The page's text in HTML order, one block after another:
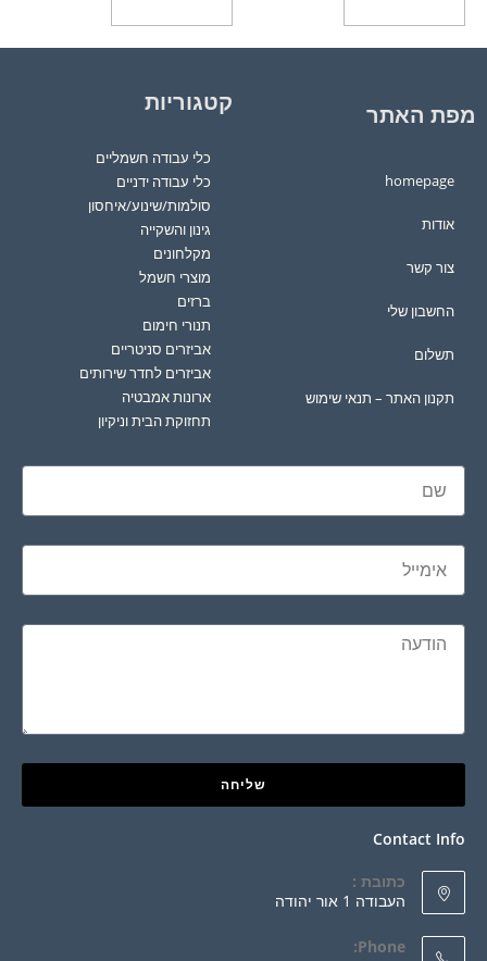
מפת האתר
homepage
אודות
צור קשר
החשבון שלי
תשלום
תקנון האתר – תנאי שימוש
קטגוריות
כלי עבודה חשמליים
כלי עבודה ידניים
סולמות/שינוע/איחסון
גינון והשקייה
מקלחונים
מוצרי חשמל
ברזים
תנורי חימום
אביזרים סניטריים
אביזרים לחדר שירותים
ארונות אמבטיה
תחזוקת הבית וניקיון
שליחה
Contact Info
כתובת :
העבודה 1 אור יהודה
Phone: